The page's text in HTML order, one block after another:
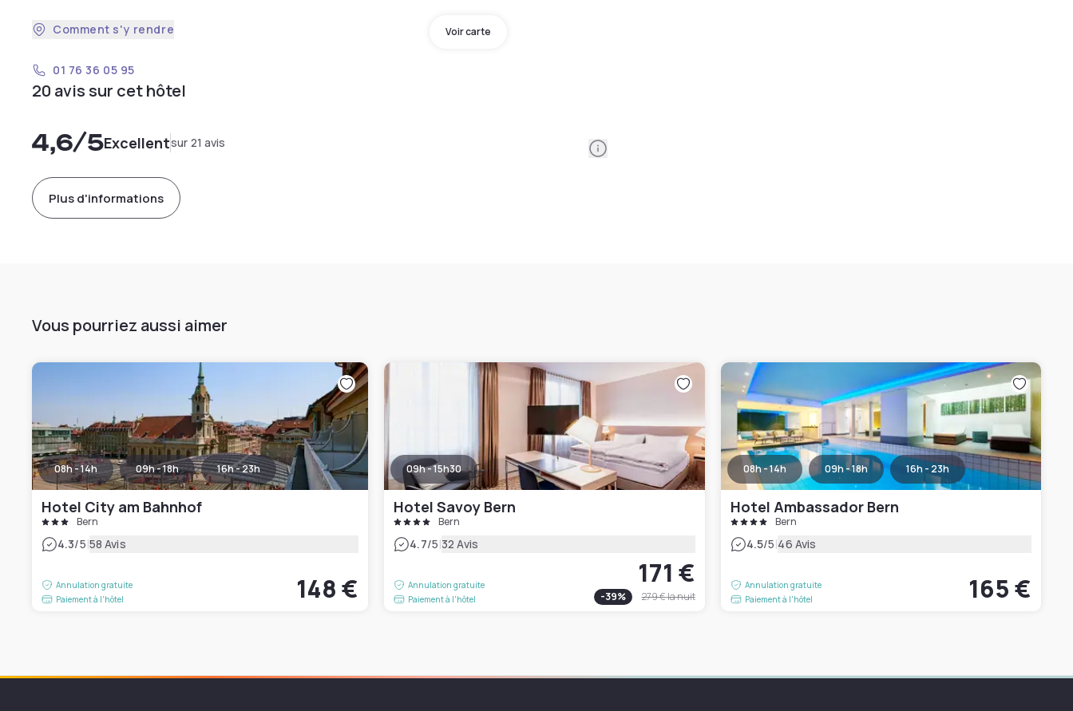
Voir carte
Comment s'y rendre
01 76 36 05 95
20 avis sur cet hôtel
4,6/5Excellentsur 21 avis Information
Plus d'informations
Vous pourriez aussi aimer
08h - 14h 09h - 18h 16h - 23h
Hotel City am Bahnhof
Bern
4.3/5|58 Avis
Annulation gratuite
Paiement à l'hôtel
148 €
09h - 15h30
Hotel Savoy Bern
Bern
4.7/5|32 Avis
Annulation gratuite
Paiement à l'hôtel
171 €
-39% 279 €la nuit
08h - 14h 09h - 18h 16h - 23h
Hotel Ambassador Bern
Bern
4.5/5|46 Avis
Annulation gratuite
Paiement à l'hôtel
165 €